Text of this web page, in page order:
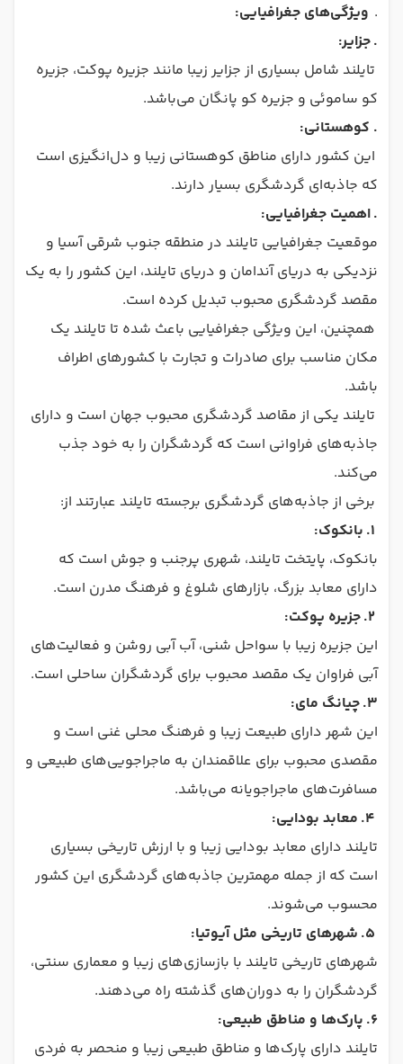
. ویژگی‌های جغرافیایی:
.جزایر:
تایلند شامل بسیاری از جزایر زیبا مانند جزیره پوکت، جزیره
کو ساموئی و جزیره کو پانگان می‌باشد.
. کوهستانی:
این کشور دارای مناطق کوهستانی زیبا و دل‌انگیزی است
که جاذبه‌ای گردشگری بسیار دارند.
.اهمیت جغرافیایی:
موقعیت جغرافیایی تایلند در منطقه جنوب شرقی آسیا و
نزدیکی به دریای آندامان و دریای تایلند، این کشور را به یک
مقصد گردشگری محبوب تبدیل کرده است.
همچنین، این ویژگی جغرافیایی باعث شده تا تایلند یک
مکان مناسب برای صادرات و تجارت با کشورهای اطراف
باشد.
تایلند یکی از مقاصد گردشگری محبوب جهان است و دارای
جاذبه‌های فراوانی است که گردشگران را به خود جذب
می‌کند.
برخی از جاذبه‌های گردشگری برجسته تایلند عبارتند از:
بانکوک:
بانکوک، پایتخت تایلند، شهری پرجنب و جوش است که
دارای معابد بزرگ، بازارهای شلوغ و فرهنگ مدرن است.
جزیره پوکت:
این جزیره زیبا با سواحل شنی، آب آبی روشن و فعالیت‌های
آبی فراوان یک مقصد محبوب برای گردشگران ساحلی است.
3. چیانگ مای:
این شهر دارای طبیعت زیبا و فرهنگ محلی غنی است و
مقصدی محبوب برای علاقمندان به ماجراجویی‌های طبیعی و
مسافرت‌های ماجراجویانه می‌باشد.
معابد بودایی:
تایلند دارای معابد بودایی زیبا و با ارزش تاریخی بسیاری
است که از جمله مهمترین جاذبه‌های گردشگری این کشور
محسوب می‌شوند.
شهرهای تاریخی مثل آیوتیا:
شهرهای تاریخی تایلند با بازسازی‌های زیبا و معماری سنتی،
گردشگران را به دوران‌های گذشته راه می‌دهند.
6. پارک‌ها و مناطق طبیعی:
تایلند دارای پارک‌ها و مناطق طبیعی زیبا و منحصر به فردی